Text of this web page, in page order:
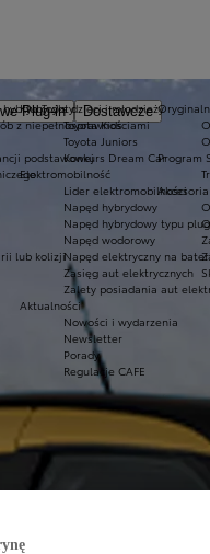
Plug-in
Dostawcze
Toyoty
z niepełnosprawnościami
Kluby dla dzieci i młodzieży
Toyota Kids
Toyota Juniors
Konkurs Dream Car
Elektromobilność
Lider elektromobilności
Napęd hybrydowy
Napęd hybrydowy typu
Napęd wodorowy
Napęd elektryczny na
Zasięg aut elektrycznych
Zalety posiadania aut
Aktualności
Nowości i wydarzenia
Newsletter
Porady
Regulacje CAFE
podstawowej
lub kolizji
Program
Akcesoria